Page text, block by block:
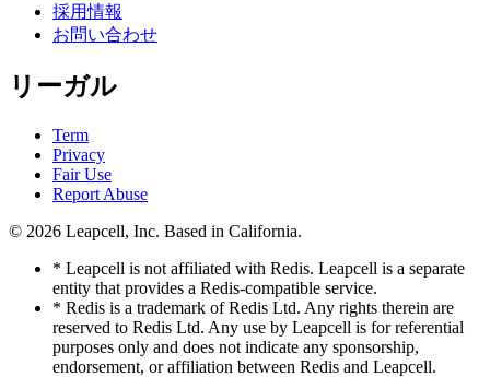
採用情報
お問い合わせ
リーガル
Term
Privacy
Fair Use
Report Abuse
© 2026 Leapcell, Inc. Based in California.
* Leapcell is not affiliated with Redis. Leapcell is a separate
entity that provides a Redis-compatible service.
* Redis is a trademark of Redis Ltd. Any rights therein are
reserved to Redis Ltd. Any use by Leapcell is for referential
purposes only and does not indicate any sponsorship,
endorsement, or affiliation between Redis and Leapcell.